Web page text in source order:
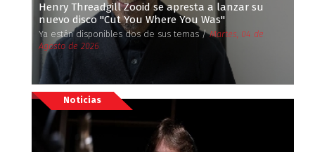
Henry Threadgill Zooid se apresta a lanzar su
nuevo disco ''Cut You Where You Was''
Ya están disponibles dos de sus temas /Martes, 04 de
Agosto de 2026
Noticias